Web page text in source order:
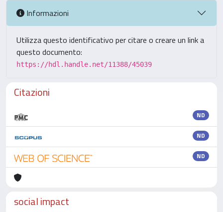
Informazioni
Utilizza questo identificativo per citare o creare un link a
questo documento:
https://hdl.handle.net/11388/45039
Citazioni
ND
ND
ND
social impact